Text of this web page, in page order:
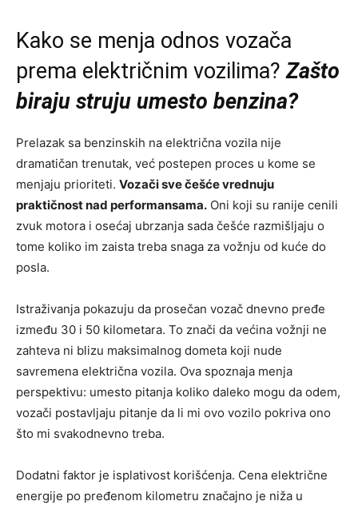
Kako se menja odnos vozača
prema električnim vozilima?Zašto
biraju struju umesto benzina?
Prelazak sa benzinskih na električna vozila nije
dramatičan trenutak, već postepen proces u kome se
menjaju prioriteti. Vozači sve češće vrednuju
praktičnost nad performansama. Oni koji su ranije cenili
zvuk motora i osećaj ubrzanja sada češće razmišljaju o
tome koliko im zaista treba snaga za vožnju od kuće do
posla.
Istraživanja pokazuju da prosečan vozač dnevno pređe
između 30 i 50 kilometara. To znači da većina vožnji ne
zahteva ni blizu maksimalnog dometa koji nude
savremena električna vozila. Ova spoznaja menja
perspektivu: umesto pitanja koliko daleko mogu da odem,
vozači postavljaju pitanje da li mi ovo vozilo pokriva ono
što mi svakodnevno treba.
Dodatni faktor je isplativost korišćenja. Cena električne
energije po pređenom kilometru značajno je niža u